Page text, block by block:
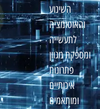
השינוע
והאוטומציה
לתעשייה
ומספקת מגוון
פתרונות
איכותיים
ומותאמים